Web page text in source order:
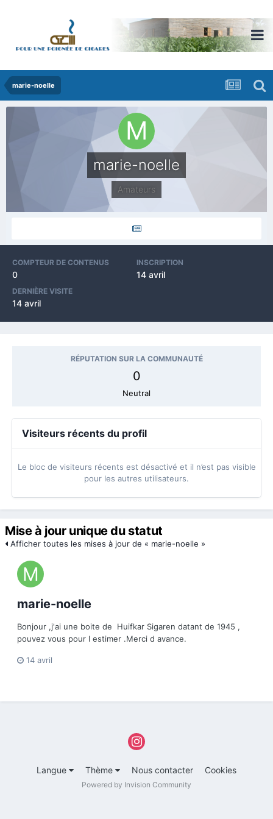
marie-noelle
marie-noelle
Amateurs
COMPTEUR DE CONTENUS
0
INSCRIPTION
14 avril
DERNIÈRE VISITE
14 avril
RÉPUTATION SUR LA COMMUNAUTÉ
0
Neutral
Visiteurs récents du profil
Le bloc de visiteurs récents est désactivé et il n’est pas visible
pour les autres utilisateurs.
Mise à jour unique du statut
Afficher toutes les mises à jour de « marie-noelle »
marie-noelle
Bonjour ,j'ai une boite de Huifkar Sigaren datant de 1945 ,
pouvez vous pour l estimer .Merci d avance.
14 avril
Langue Thème Nous contacter Cookies
Powered by Invision Community